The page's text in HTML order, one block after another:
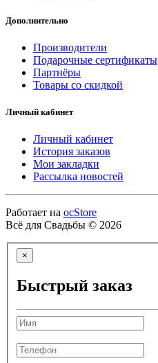
Дополнительно
Производители
Подарочные сертификаты
Партнёры
Товары со скидкой
Личный кабинет
Личный кабинет
История заказов
Мои закладки
Рассылка новостей
Работает на ocStore
Всё для Свадьбы © 2026
×
Быстрый заказ